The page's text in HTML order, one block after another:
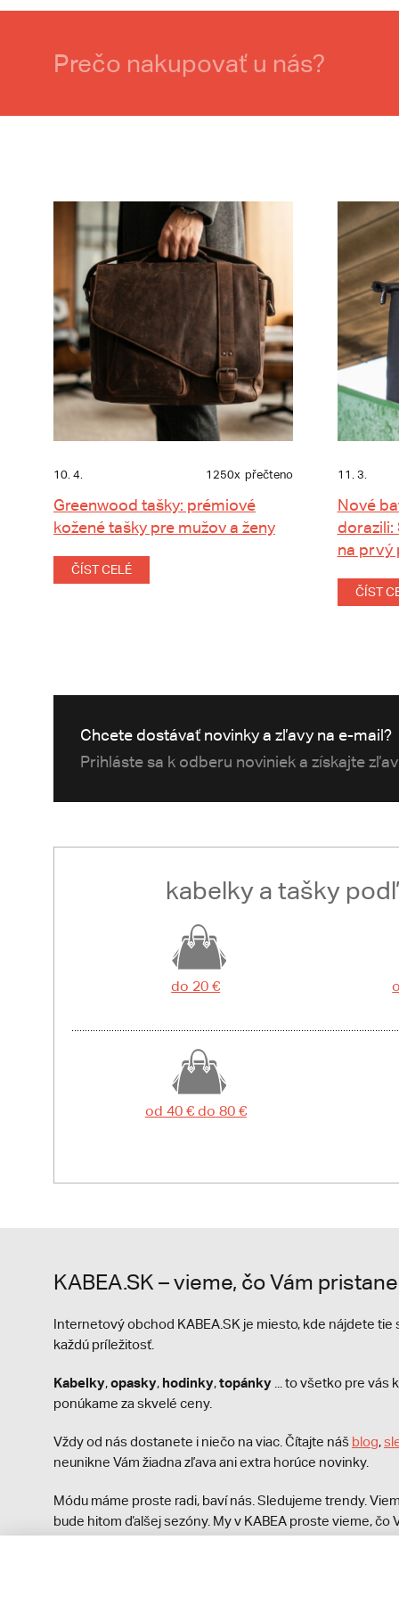
Prečo nakupovať u nás?
10. 4. 1250x přečteno
Greenwood tašky: prémiové
kožené tašky pre mužov a ženy
ČÍST CELÉ
11. 3.
Nové
dorazili:
na prvý
ČÍST
Chcete dostávať novinky a zľavy na e-mail?
Prihláste sa k odberu noviniek a získajte
kabelky a tašky
do 20 €
od 40 € do 80 €
KABEA.SK – vieme, čo Vám pristane
Internetový obchod KABEA.SK je miesto, kde nájdete
každú príležitosť.
Kabelky,opasky, hodinky,topánky ... to všetko pre vás
ponúkame za skvelé ceny.
Vždy od nás dostanete i niečo na viac. Čítajte náš blog,
neunikne Vám žiadna zľava ani extra horúce novinky.
Módu máme proste radi, baví nás. Sledujeme trendy.
bude hitom ďalšej sezóny. My v KABEA proste vieme, čo